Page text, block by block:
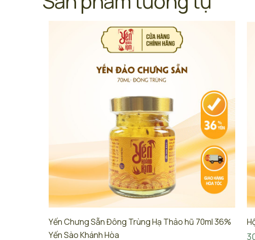
Yến Chưng Sẵn Đông Trùng Hạ Thảo hũ 70ml 36%
Yến Sào Khánh Hòa